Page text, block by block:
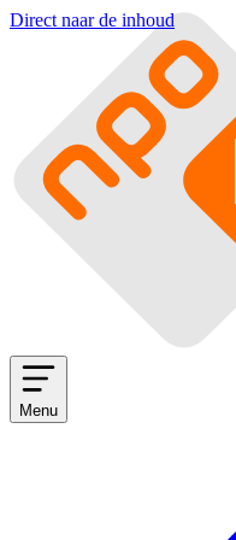
Direct naar de inhoud
Menu